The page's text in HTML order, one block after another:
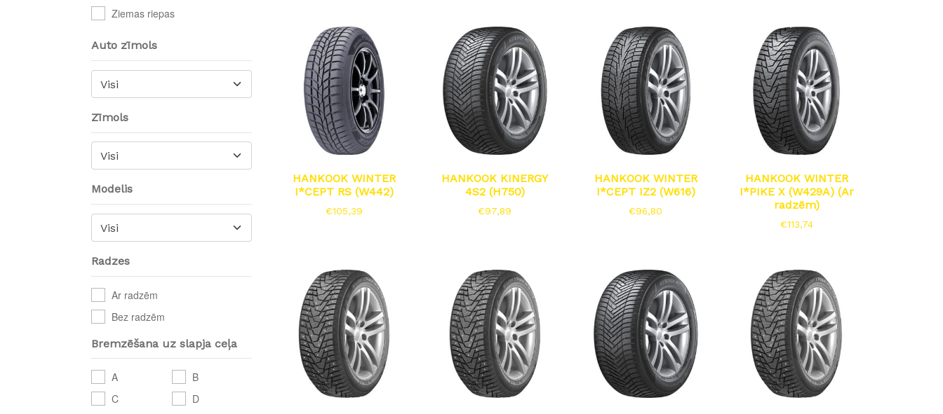
HANKOOK WINTER
I*CEPT RS (W442)
€105,39
HANKOOK KINERGY
4S2 (H750)
€97,89
HANKOOK WINTER
I*CEPT IZ2 (W616)
€96,80
HANKOOK WINTER
I*PIKE X (W429A) (Ar
radzēm)
€113,74
Ziemas riepas
Auto zīmols
Visi
Zīmols
Visi
Modelis
Visi
Radzes
Ar radzēm
Bez radzēm
Bremzēšana uz slapja ceļa
A
B
C
D